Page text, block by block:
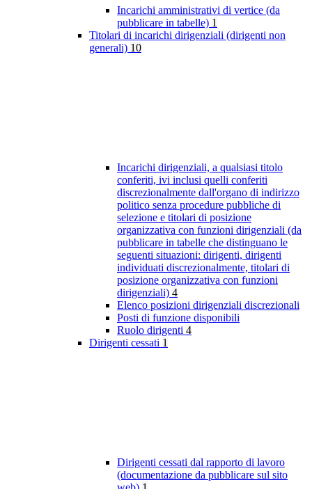
Incarichi amministrativi di vertice (da
pubblicare in tabelle) 1
Titolari di incarichi dirigenziali (dirigenti non
generali) 10
Incarichi dirigenziali, a qualsiasi titolo
conferiti, ivi inclusi quelli conferiti
discrezionalmente dall'organo di indirizzo
politico senza procedure pubbliche di
selezione e titolari di posizione
organizzativa con funzioni dirigenziali (da
pubblicare in tabelle che distinguano le
seguenti situazioni: dirigenti, dirigenti
individuati discrezionalmente, titolari di
posizione organizzativa con funzioni
dirigenziali) 4
Elenco posizioni dirigenziali discrezionali
Posti di funzione disponibili
Ruolo dirigenti 4
Dirigenti cessati 1
Dirigenti cessati dal rapporto di lavoro
(documentazione da pubblicare sul sito